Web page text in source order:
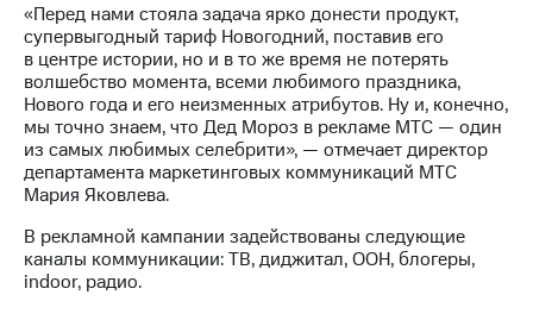
Акционерный
капитал
Контроль
и
аудит
Рынок
акций
Описание
Программа
приобретения
Порядок
выкупа
«Перед нами стояла задача ярко донести продукт,
супервыгодный тариф Новогодний, поставив его
в центре истории, но и в то же время не потерять
волшебство момента, всеми любимого праздника,
Нового года и его неизменных атрибутов. Ну и, конечно,
мы точно знаем, что Дед Мороз в рекламе МТС — один
из самых любимых селебрити», — отмечает директор
департамента маркетинговых коммуникаций МТС
Мария Яковлева.
В рекламной кампании задействованы следующие
каналы коммуникации: ТВ, диджитал, ООН, блогеры,
indoor, радио.